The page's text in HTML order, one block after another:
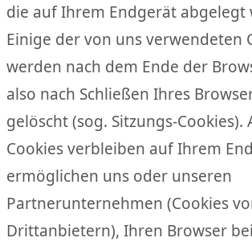
die auf Ihrem Endgerät abgelegt
Einige der von uns verwendeten
werden nach dem Ende der
also nach Schließen Ihres
gelöscht (sog. Sitzungs-Cookies).
Cookies verbleiben auf Ihrem
ermöglichen uns oder unseren
Partnerunternehmen (Cookies
Drittanbietern), Ihren Browser